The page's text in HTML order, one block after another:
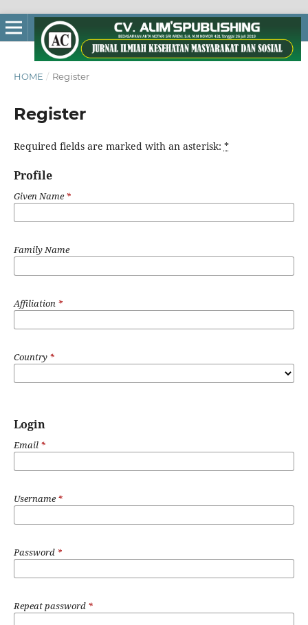
HOME / Register
Register
Required fields are marked with an asterisk: *
Profile
Given Name*
Family Name
Affiliation *
Country *
Login
Email *
Username*
Password *
Repeat password *